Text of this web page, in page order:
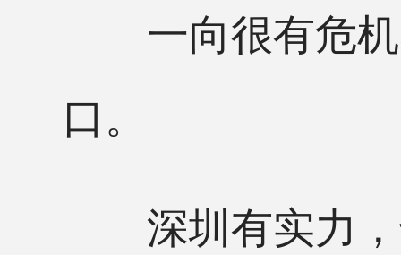
一向很有危机
口。
深圳有实力，